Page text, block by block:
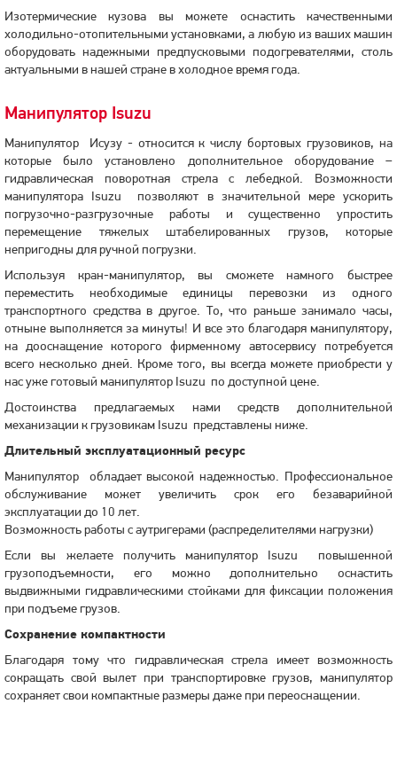
Изотермические кузова вы можете оснастить качественными
холодильно-отопительными установками, а любую из ваших машин
оборудовать надежными предпусковыми подогревателями, столь
актуальными в нашей стране в холодное время года.
Манипулятор Isuzu
Манипулятор Исузу - относится к числу бортовых грузовиков, на
которые было установлено дополнительное оборудование –
гидравлическая поворотная стрела с лебедкой. Возможности
манипулятора Isuzu позволяют в значительной мере ускорить
погрузочно-разгрузочные работы и существенно упростить
перемещение тяжелых штабелированных грузов, которые
непригодны для ручной погрузки.
Используя кран-манипулятор, вы сможете намного быстрее
переместить необходимые единицы перевозки из одного
транспортного средства в другое. То, что раньше занимало часы,
отныне выполняется за минуты! И все это благодаря манипулятору,
на дооснащение которого фирменному автосервису потребуется
всего несколько дней. Кроме того, вы всегда можете приобрести у
нас уже готовый манипулятор Isuzu по доступной цене.
Достоинства предлагаемых нами средств дополнительной
механизации к грузовикам Isuzu представлены ниже.
Длительный эксплуатационный ресурс
Манипулятор обладает высокой надежностью. Профессиональное
обслуживание может увеличить срок его безаварийной
эксплуатации до 10 лет.
Возможность работы с аутригерами (распределителями нагрузки)
Если вы желаете получить манипулятор Isuzu повышенной
грузоподъемности, его можно дополнительно оснастить
выдвижными гидравлическими стойками для фиксации положения
при подъеме грузов.
Сохранение компактности
Благодаря тому что гидравлическая стрела имеет возможность
сокращать свой вылет при транспортировке грузов, манипулятор
сохраняет свои компактные размеры даже при переоснащении.